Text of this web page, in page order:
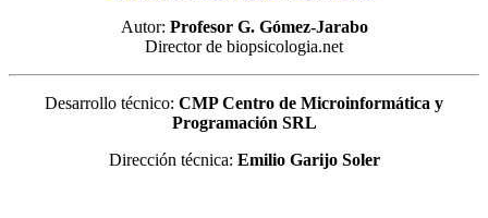
Autor: Profesor G. Gómez-Jarabo
Director de biopsicologia.net
Desarrollo técnico: CMP Centro de Microinformática y
Programación SRL
Dirección técnica: Emilio Garijo Soler